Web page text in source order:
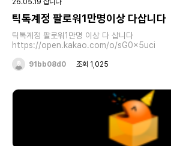
26.05.19 삽니다
틱톡계정 팔로워1만명이상 다삽니다
틱톡계정 팔로워1만명 이상 다 삽니다
https://open.kakao.com/o/sG0x5uci
91bb08d0 조회 1,025